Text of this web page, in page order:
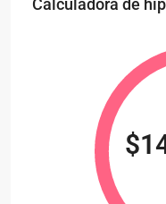
Calculadora de